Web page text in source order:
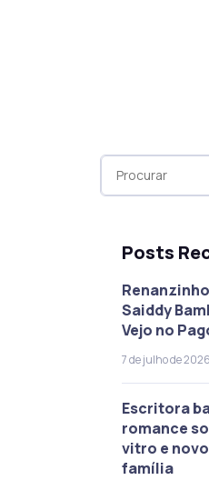
Posts
Saiddy
Vejo no
7 de julho de 2026
Escritora
romance
vitro e
família